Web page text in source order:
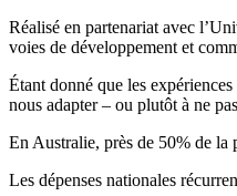
Réalisé en partenariat avec
voies de développement et
Étant donné que les
nous adapter – ou plutôt à ne
En Australie, près de 50% de la
Les dépenses nationales